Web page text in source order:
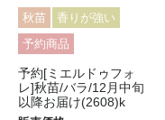
秋苗
香りが強い
予約商品
予約[ミエルドゥフォ
レ]秋苗/バラ/12月中旬
以降お届け(2608)k